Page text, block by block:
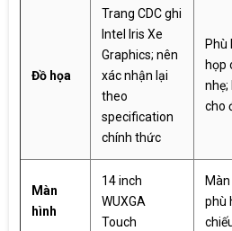
Đồ họa
Trang CDC ghi
Intel Iris Xe
Graphics; nên
xác nhận lại
theo
specification
chính thức
Phù
họp
nhẹ;
cho
Màn
hình
14 inch
WUXGA
Touch
phù